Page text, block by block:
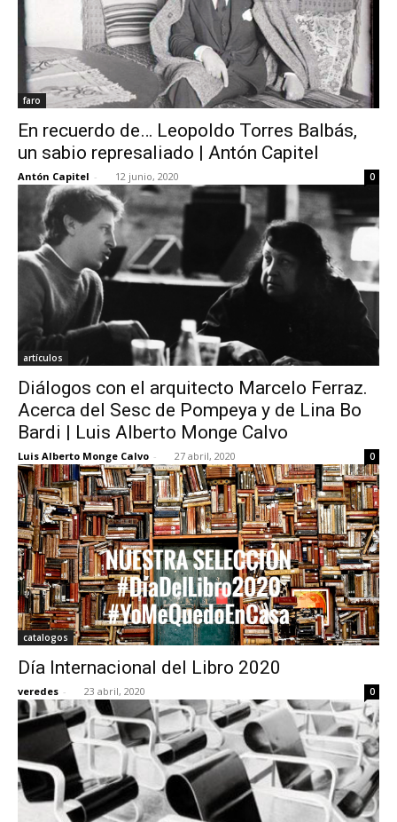
faro
En recuerdo de… Leopoldo Torres Balbás,
un sabio represaliado | Antón Capitel
Antón Capitel - 12 junio, 2020 0
artículos
Diálogos con el arquitecto Marcelo Ferraz.
Acerca del Sesc de Pompeya y de Lina Bo
Bardi | Luis Alberto Monge Calvo
Luis Alberto Monge Calvo - 27 abril, 2020 0
catalogos
Día Internacional del Libro 2020
veredes - 23 abril, 2020 0